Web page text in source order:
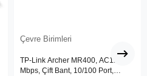
Çevre Birimleri
TP-Link Archer MR400, AC1200
Mbps, Çift Bant, 10/100 Port,